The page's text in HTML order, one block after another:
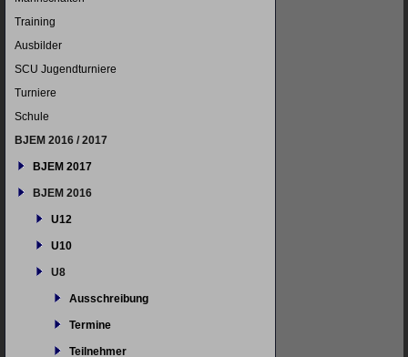
Training
Ausbilder
SCU Jugendturniere
Turniere
Schule
BJEM 2016 / 2017
BJEM 2017
BJEM 2016
U12
U10
U8
Ausschreibung
Termine
Teilnehmer